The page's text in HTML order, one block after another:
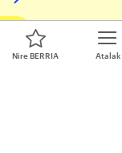
Atalak
Nire BERRIA